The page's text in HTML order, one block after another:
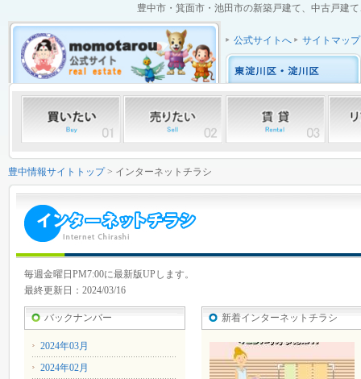
豊中市・箕面市・池田市の新築戸建て、中古戸建
公式サイトへ サイトマップ
豊中情報サイトトップ> インターネットチラシ
毎週金曜日PM7:00に最新版UPします。
最終更新日：2024/03/16
バックナンバー
2024年03月
2024年02月
新着インターネットチラシ